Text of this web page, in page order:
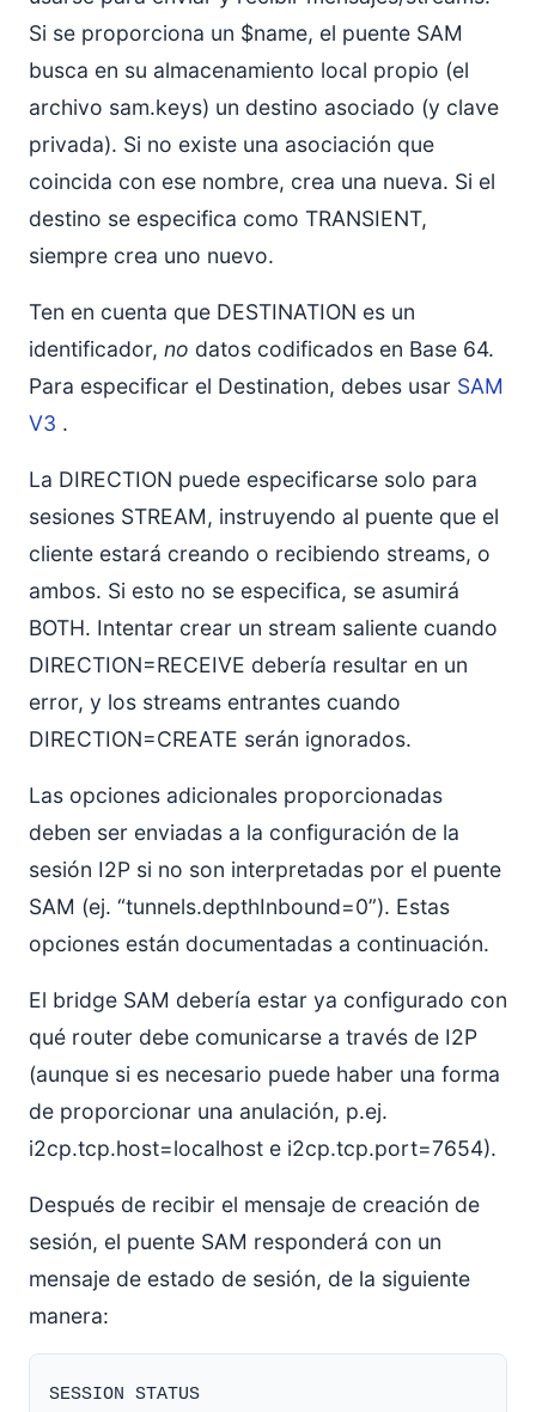
Si se proporciona un $name, el puente SAM
busca en su almacenamiento local propio (el
archivo sam.keys) un destino asociado (y clave
privada). Si no existe una asociación que
coincida con ese nombre, crea una nueva. Si el
destino se especifica como TRANSIENT,
siempre crea uno nuevo.
Ten en cuenta que DESTINATION es un
identificador, no datos codificados en Base 64.
Para especificar el Destination, debes usar SAM
V3 .
La DIRECTION puede especificarse solo para
sesiones STREAM, instruyendo al puente que el
cliente estará creando o recibiendo streams, o
ambos. Si esto no se especifica, se asumirá
BOTH. Intentar crear un stream saliente cuando
DIRECTION=RECEIVE debería resultar en un
error, y los streams entrantes cuando
DIRECTION=CREATE serán ignorados.
Las opciones adicionales proporcionadas
deben ser enviadas a la configuración de la
sesión I2P si no son interpretadas por el puente
SAM (ej. “tunnels.depthInbound=0”). Estas
opciones están documentadas a continuación.
El bridge SAM debería estar ya configurado con
qué router debe comunicarse a través de I2P
(aunque si es necesario puede haber una forma
de proporcionar una anulación, p.ej.
i2cp.tcp.host=localhost e i2cp.tcp.port=7654).
Después de recibir el mensaje de creación de
sesión, el puente SAM responderá con un
mensaje de estado de sesión, de la siguiente
manera:
SESSION STATUS